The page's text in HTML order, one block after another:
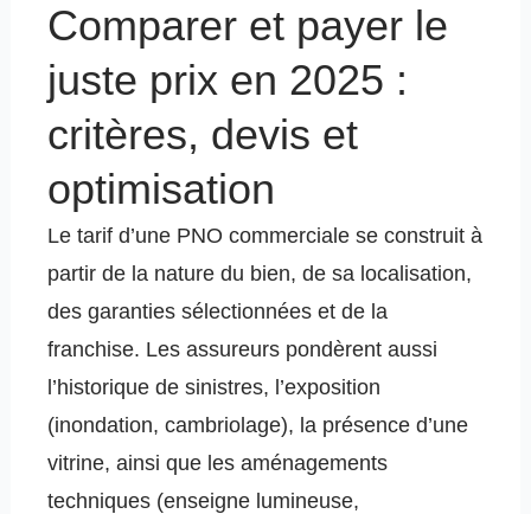
Comparer et payer le
juste prix en 2025 :
critères, devis et
optimisation
Le tarif d’une PNO commerciale se construit à
partir de la nature du bien, de sa localisation,
des garanties sélectionnées et de la
franchise. Les assureurs pondèrent aussi
l’historique de sinistres, l’exposition
(inondation, cambriolage), la présence d’une
vitrine, ainsi que les aménagements
techniques (enseigne lumineuse,